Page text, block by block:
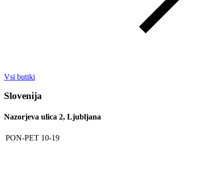
Vsi butiki
Slovenija
Nazorjeva ulica 2, Ljubljana
PON-PET 10-19